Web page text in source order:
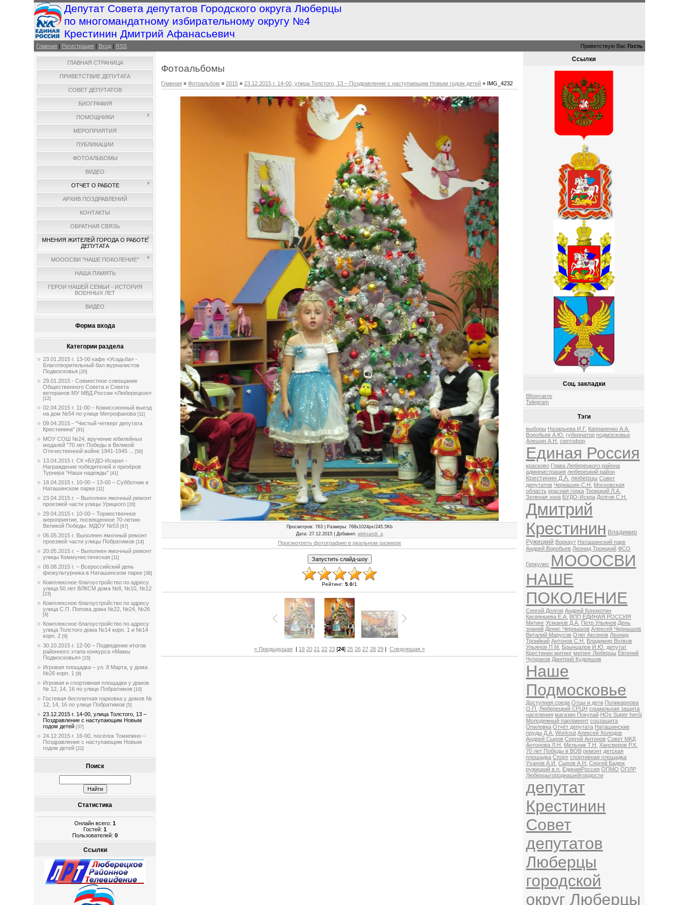
Депутат Совета депутатов Городского округа Люберцы
по многомандатному избирательному округу №4
Крестинин Дмитрий Афанасьевич
Главная | Регистрация | Вход | RSS Приветствую Вас Гость
ГЛАВНАЯ СТРАНИЦА
ПРИВЕТСТВИЕ ДЕПУТАТА
СОВЕТ ДЕПУТАТОВ
БИОГРАФИЯ
ПОМОЩНИКИ
МЕРОПРИЯТИЯ
ПУБЛИКАЦИИ
ФОТОАЛЬБОМЫ
ВИДЕО
ОТЧЕТ О РАБОТЕ
АРХИВ ПОЗДРАВЛЕНИЙ
КОНТАКТЫ
ОБРАТНАЯ СВЯЗЬ
МНЕНИЯ ЖИТЕЛЕЙ ГОРОДА О РАБОТЕ
ДЕПУТАТА
МОООСВИ "НАШЕ ПОКОЛЕНИЕ"
НАША ПАМЯТЬ
ГЕРОИ НАШЕЙ СЕМЬИ - ИСТОРИЯ
ВОЕННЫХ ЛЕТ
ВИДЕО
Форма входа
Категории раздела
23.01.2015 г. 13-00 кафе «Усадьба» -
Благотворительный бал журналистов
Подмосковья [20]
29.01.2015 - Совместное совещание
Общественного Совета и Совета
ветеранов МУ МВД России «Люберецкое»
[12]
02.04.2015 г. 11-00 – Комиссионный выезд
на дом №54 по улице Митрофанова [11]
09.04.2015 - "Чистый четверг депутата
Крестинина" [91]
МОУ СОШ №24, вручение юбилейных
медалей "70 лет Победы в Великой
Отечественной войне 1941-1945 ...
[50]
13.04.2015 г. СК «БУДО-Искра» -
Награждение победителей и призёров
Турнира “Наши надежды” [41]
18.04.2015 г. 10-00 – 13-00 – Субботник в
Наташинском парке [11]
23.04.2015 г. – Выполнен ямочный ремонт
проезжей части улицы Урицкого [20]
29.04.2015 г. 10-00 – Торжественное
мероприятие, посвященное 70-летию
Великой Победы. МДОУ №53 [67]
06.05.2015 г. Выполнен ямочный ремонт
проезжей части улицы Побратимов [14]
20.05.2015 г. – Выполнен ямочный ремонт
улицы Коммунистическая [11]
08.08.2015 г. – Всероссийский день
физкультурника в Наташинском парке [36]
Комплексное благоустройство по адресу
улица 50 лет ВЛКСМ дома №8, №10, №12
[23]
Комплексное благоустройство по адресу
улица С.П. Попова дома №22, №24, №26
[6]
Комплексное благоустройство по адресу
улица Толстого дома №14 корп. 1 и №14
корп. 2 [9]
30.10.2015 г. 12-00 – Подведение итогов
районного этапа конкурса «Мамы
Подмосковья» [15]
Игровая площадка – ул. 8 Марта, у дома
№26 корп. 1 [8]
Игровая и спортивная площадки у домов
№ 12, 14, 16 по улице Побратимов [10]
Гостевая бесплатная парковка у домов №
12, 14, 16 по улице Побратимов [5]
23.12.2015 г. 14-00, улица Толстого, 13 –
Поздравление с наступающим Новым
годом детей [37]
24.12.2015 г. 16-00, посёлок Томилино –
Поздравление с наступающим Новым
годом детей [22]
Поиск
Статистика
Онлайн всего:1
Гостей:1
Пользователей:0
Ссылки
Фотоальбомы
Главная »Фотоальбом »2015 »23.12.2015 г. 14-00, улица Толстого, 13 – Поздравление с наступающим Новым годом детей » IMG_4232
Просмотров: 763 | Размеры: 768x1024px/245.5Kb
Дата: 27.12.2015 | Добавил:aleksandr_a
Просмотреть фотографию в реальном размере
Рейтинг: 5.0/1
« Предыдущая | 19 20 21 22 23 [24]25 26 27 28 29 |Следующая »
Ссылки
Соц. закладки
ВКонтакте
Telegram
Тэги
выборы Назарьева И.Г. Капраненко А.А.
Воробьев А.Ю. губернатор подмосковье
Алешин А.Н.
светофор
Единая Россия
красково Глава Люберецкого района
администрация люберецкий район
Крестинин Д.А. люберцы Совет
депутатов Черкашин С.Н.
Московская
область красная горка Троицкий Л.А.
Зеленая зона БУДО-Искра Долгов С.Н.
Дмитрий
Крестинин Владимир
Ружицкий Воркаут Наташинский парк
Андрей Воробьев Леонид Троицкий ФСО
Геркулес МОООСВИ
НАШЕ
ПОКОЛЕНИЕ
Сергей Долгов Андрей Конокотин
Кисвянцева Е.А. ВПП ЕДИНАЯ РОССИЯ
Митинг Усманов Д.А. Петр Ульянов День
знаний Денис Чернышов Алексей Чернышов
Виталий Марусов Олег Аксенов Леонид
Троийкий Антонов С.Н.
Владимир Волков
Ульянов П.М. Брынцалов И.Ю. депутат
Крестинин митинг митинг Люберцы Евгений
Чупраков Дмитрий Кудряшов
Наше
Подмосковье
Доступная среда Отцы и дети Поликарпова
О.П.
Люберецкий СРЦН социальная защита
населения магазин Покупай HQs Super herói
Молодежный парламент соцзащита
Опиловка Отчёт депутата Наташинские
пруды Д.А. Workout Алексей Холодов
Андрей Сыров Сергей Антонов Совет МКД
Антонова Л.Н.
Мельник Т.Н.
Хансверов Р.Х.
70 лет Победы в ВОВ ремонт детская
площадка Спорт спортивная площадка
Уханов А.И.
Сыров А.Н.
Сергей Бадюк
ружицкий в.п.
ЕдинаяРоссия ОПМО ОПЛР
Люберцыгороднашейгордости
депутат
Крестинин
Совет
депутатов
Люберцы
городской
округ Люберцы